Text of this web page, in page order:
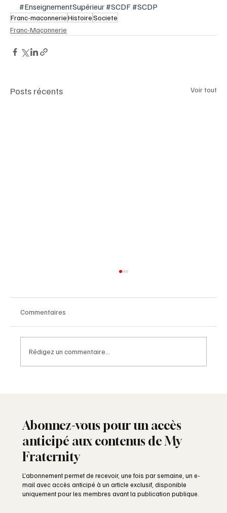
#EnseignementSupérieur #SCDF #SCDP
Franc-maconnerieHistoireSociete
Franc-Maçonnerie
Posts récents Voir tout
Commentaires
Rédigez un commentaire...
Abonnez-vous pour un accès
anticipé aux contenus de My
Fraternity
L’abonnement permet de recevoir, une fois par semaine, un e-
mail avec accès anticipé à un article exclusif, disponible
uniquement pour les membres avant la publication publique.